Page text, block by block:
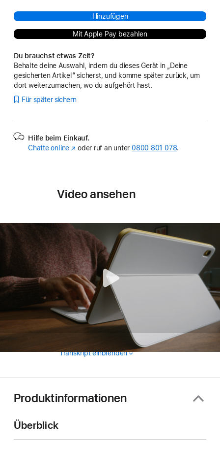
Hinzufügen
Mit Apple Pay bezahlen
Du brauchst etwas Zeit?
Behalte deine Auswahl, indem du dieses Gerät in „Deine
gesicherten Artikel“ sicherst, und komme später zurück, um
dort weiterzumachen, wo du aufgehört hast.
Für später sichern
Hilfe beim Einkauf.
Chatte online (Öffnet
oder ruf an unter 0800 801 078.
Video ansehen
Transkript einblenden
Produktinformationen
Überblick